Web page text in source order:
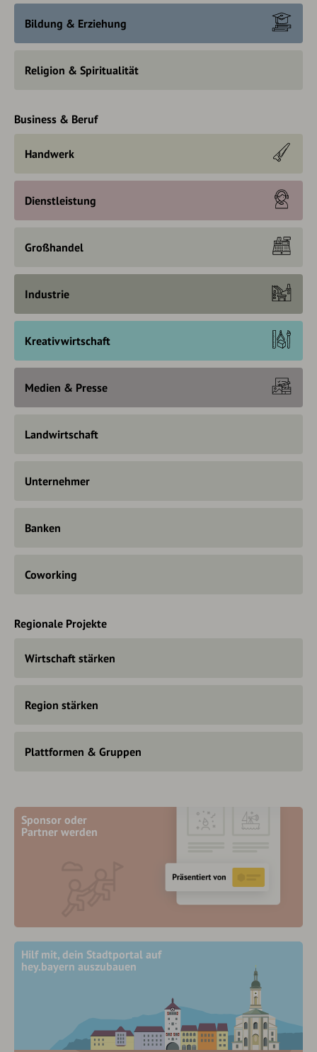
Bildung & Erziehung
Religion & Spiritualität
Business & Beruf
Handwerk
Dienstleistung
Großhandel
Industrie
Kreativwirtschaft
Medien & Presse
Landwirtschaft
Unternehmer
Banken
Coworking
Regionale Projekte
Wirtschaft stärken
Region stärken
Plattformen & Gruppen
Sponsor oder
Partner werden
Hilf mit, dein Stadtportal auf
hey.bayern auszubauen